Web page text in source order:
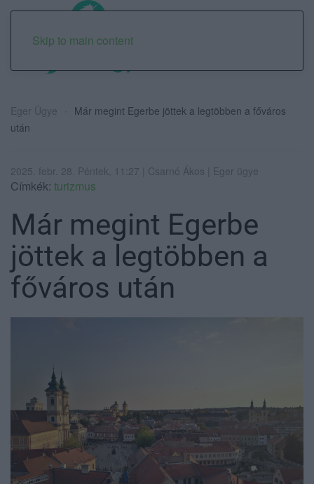
Skip to main content
Eger Ügye
Már megint Egerbe jöttek a legtöbben a főváros
után
2025. febr. 28. Péntek, 11:27 | Csarnó Ákos | Eger ügye
Címkék: turizmus
Már megint Egerbe
jöttek a legtöbben a
főváros után